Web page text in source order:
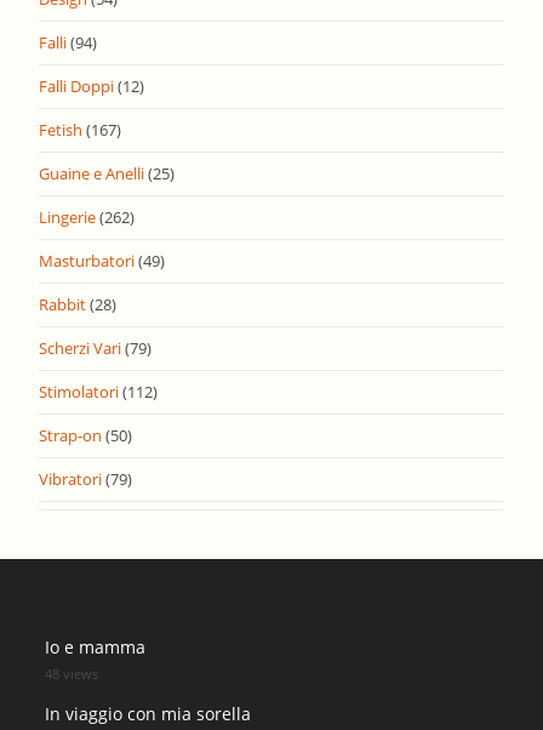
Falli(94)
Falli Doppi(12)
Fetish (167)
Guaine e Anelli(25)
Lingerie(262)
Masturbatori(49)
Rabbit(28)
Scherzi Vari(79)
Stimolatori(112)
Strap-on (50)
Vibratori(79)
Io e mamma
48 views
In viaggio con mia sorella